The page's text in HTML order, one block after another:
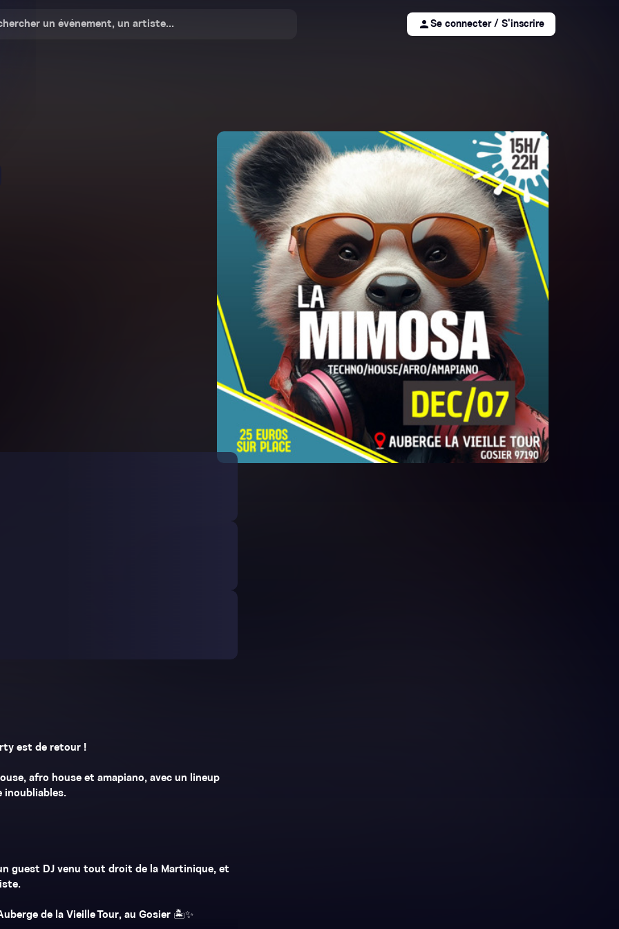
person Se connecter / S'inscrire
est de retour !
afro house et amapiano, avec un lineup
inoubliables.
guest DJ venu tout droit de la Martinique, et
de la Vieille Tour, au Gosier 🏝️✨